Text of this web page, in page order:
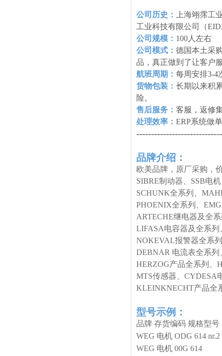
公司历史：
上海翊霈工
工业科技有限公司（
公司规模： 100人左右
公司模式： 德国本土采
品，真正做到了让客户
航班周期： 每周安排3-4
货物包装： 长期以来积
险。
售后服务： 客服，返修
处理效率： ERP系统做
品牌介绍：
欧美品牌，原厂采购，
SIBRE制动器、SSB电
SCHUNK全系列、
PHOENIX全系列、
ARTECHE继电器及全
LIFASA电容器及全系
NOKEVAL报警器全系
DEBNAR 电流表全系
HERZOG产品全系列、
MTS传感器、CYDESA
KLEINKNECHT产品全
型号示例：
品牌 存货编码 规格型号
WEG 电机 ODG 614 nr.2
WEG 电机 00G 614